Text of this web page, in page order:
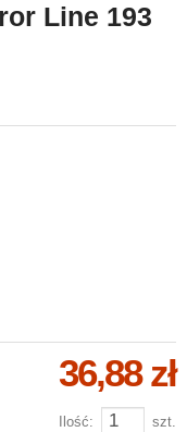
Line 193
36,88 zł
Ilość: szt.